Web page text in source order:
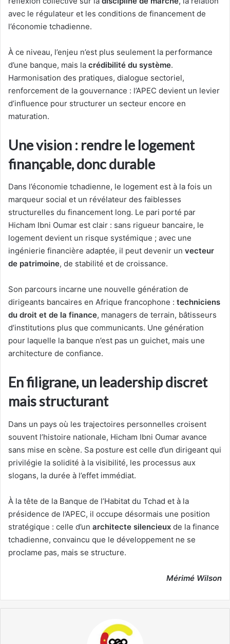
avec le régulateur et les conditions de financement de
l’économie tchadienne.
À ce niveau, l’enjeu n’est plus seulement la performance
d’une banque, mais la crédibilité du système.
Harmonisation des pratiques, dialogue sectoriel,
renforcement de la gouvernance : l’APEC devient un levier
d’influence pour structurer un secteur encore en
maturation.
Une vision : rendre le logement
finançable, donc durable
Dans l’économie tchadienne, le logement est à la fois un
marqueur social et un révélateur des faiblesses
structurelles du financement long. Le pari porté par
Hicham Ibni Oumar est clair : sans rigueur bancaire, le
logement devient un risque systémique ; avec une
ingénierie financière adaptée, il peut devenir un vecteur
de patrimoine, de stabilité et de croissance.
Son parcours incarne une nouvelle génération de
dirigeants bancaires en Afrique francophone : techniciens
du droit et de la finance, managers de terrain, bâtisseurs
d’institutions plus que communicants. Une génération
pour laquelle la banque n’est pas un guichet, mais une
architecture de confiance.
En filigrane, un leadership discret
mais structurant
Dans un pays où les trajectoires personnelles croisent
souvent l’histoire nationale, Hicham Ibni Oumar avance
sans mise en scène. Sa posture est celle d’un dirigeant qui
privilégie la solidité à la visibilité, les processus aux
slogans, la durée à l’effet immédiat.
À la tête de la Banque de l’Habitat du Tchad et à la
présidence de l’APEC, il occupe désormais une position
stratégique : celle d’un architecte silencieux de la finance
tchadienne, convaincu que le développement ne se
proclame pas, mais se structure.
Mérimé Wilson